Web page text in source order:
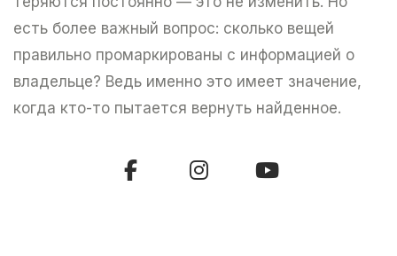
есть более важный вопрос: сколько вещей
правильно промаркированы с информацией о
владельце? Ведь именно это имеет значение,
когда кто-то пытается вернуть найденное.